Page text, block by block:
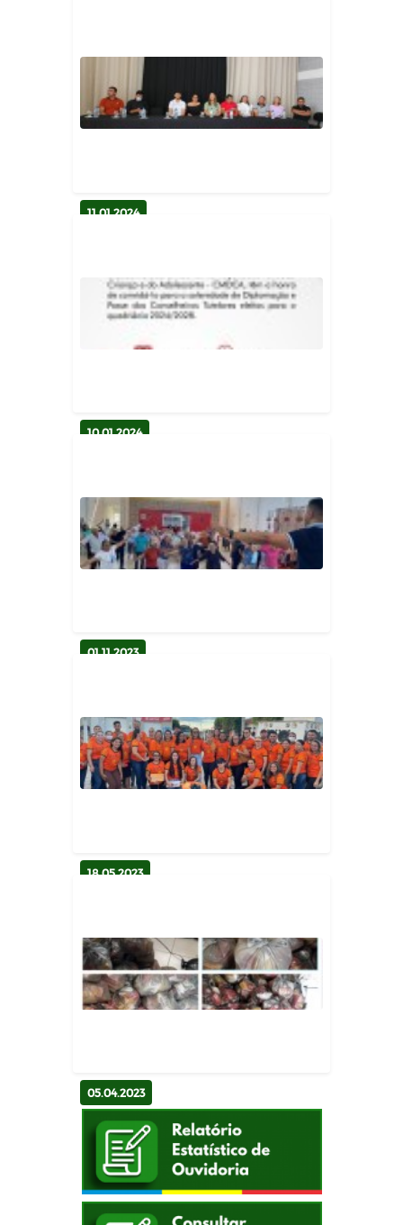
Prefeitura de Bernardino Batista
divulga calendário de atual...
11.01.2024
Prefeitura de Bernardino Batista
diploma e empossa novos con...
10.01.2024
CONVITE: Posse dos conselheiros
tutelares
01.11.2023
II Encontrão: Dia do idoso é
comemorado com grande festa e
a...
18.05.2023
Prefeitura de Bernardino Batista
realiza evento combate ao a...
05.04.2023
Prefeitura de Bernardino Batista
distribue 800 cestas básica...